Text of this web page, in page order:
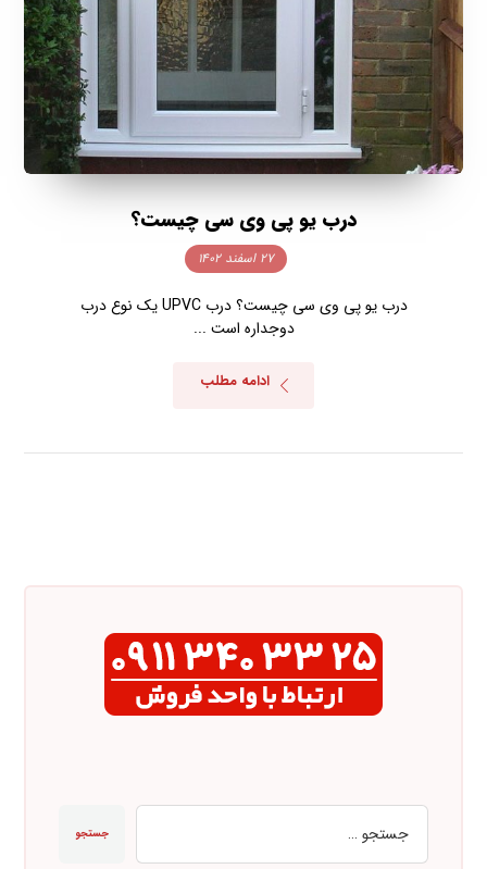
درب یو پی وی سی چیست؟
۲۷ اسفند ۱۴۰۲
درب یو پی وی سی چیست؟ درب UPVC یک نوع درب
دوجداره است ...
ادامه مطلب
جستجو